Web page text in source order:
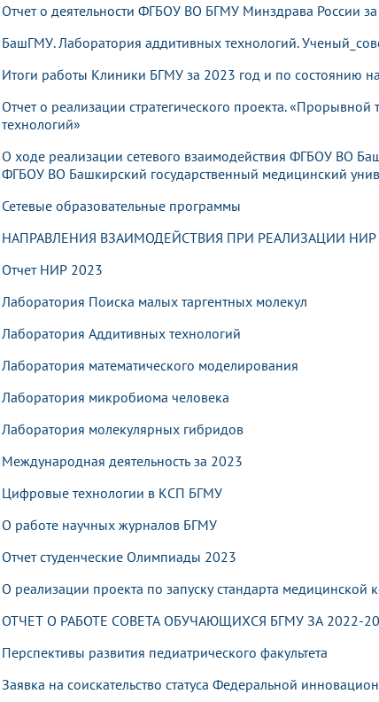
Отчет о деятельности ФГБОУ ВО БГМУ Минздрава России
БашГМУ. Лаборатория аддитивных технологий​.
Итоги работы Клиники БГМУ за 2023 год и по состоянию
Отчет о реализации стратегического проекта.
технологий» ​
О ходе реализации сетевого взаимодействия ФГБОУ ВО
ФГБОУ ВО Башкирский государственный медицинский
Сетевые образовательные программы
НАПРАВЛЕНИЯ ВЗАИМОДЕЙСТВИЯ ПРИ РЕАЛИЗАЦИИ
Отчет НИР 2023
Лаборатория Поиска малых таргентных молекул
Лаборатория Аддитивных технологий
Лаборатория математического моделирования
Лаборатория микробиома человека
Лаборатория молекулярных гибридов
Международная деятельность за 2023
Цифровые технологии в КСП БГМУ
О работе научных журналов БГМУ
Отчет cтуденческие Олимпиады 2023
О реализации проекта по запуску стандарта
ОТЧЕТ О РАБОТЕ СОВЕТА ОБУЧАЮЩИХСЯ БГМУ ЗА 2022-
Перспективы развития педиатрического факультета
Заявка на соискательство статуса Федеральной